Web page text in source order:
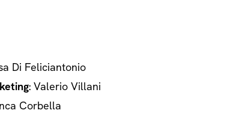
Di Feliciantonio
: Valerio Villani
Corbella